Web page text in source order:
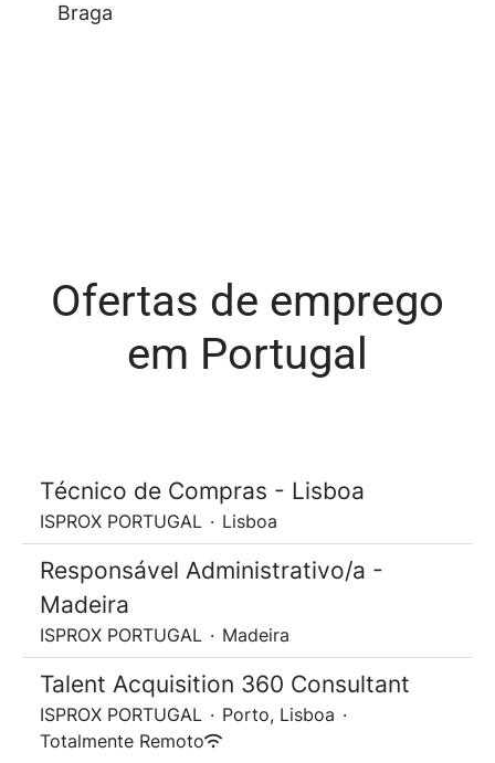
Braga
Ofertas de emprego
em Portugal
Técnico de Compras - Lisboa
ISPROX PORTUGAL · Lisboa
Responsável Administrativo/a -
Madeira
ISPROX PORTUGAL · Madeira
Talent Acquisition 360 Consultant
ISPROX PORTUGAL · Porto, Lisboa ·
Totalmente Remoto